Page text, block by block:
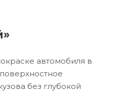
автомобиля в
без глубокой